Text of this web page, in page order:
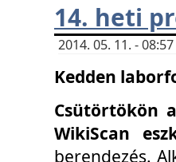
14. heti
2014. 05. 11. -
Kedden
Csütörtökön
WikiScan
berendezés.